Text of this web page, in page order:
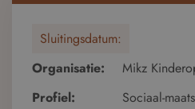
Sluitingsdatum:
Organisatie:
Mikz
Profiel:
Sociaal-